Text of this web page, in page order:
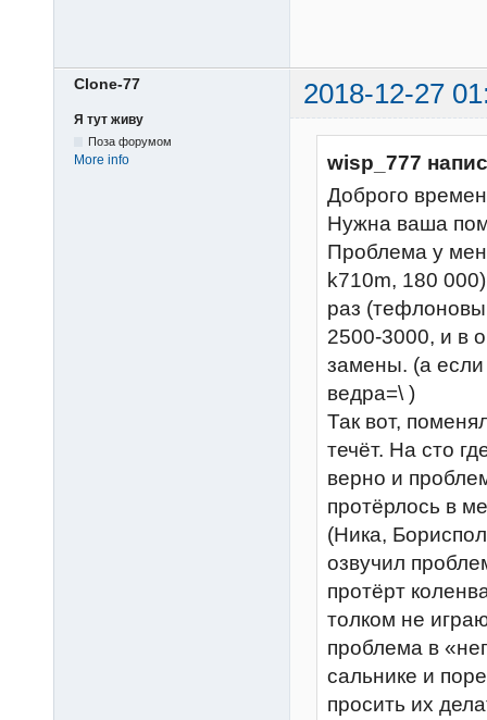
Clone-77 2018-12-27
Я тут живу
Поза форумом
More info
wisp_777
Доброго
Нужна ваша
Проблема у
k710m, 180
раз
2500-3000, и в
замены. (а
ведра=\ )
Так вот,
течёт. На сто
верно и
протёрлось в
(Ника,
озвучил
протёрт
толком не
проблема в
сальнике и
просить их